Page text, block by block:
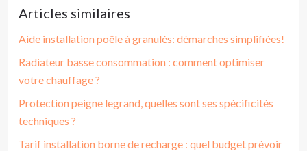
Articles similaires
Aide installation poêle à granulés: démarches simplifiées!
Radiateur basse consommation : comment optimiser
votre chauffage ?
Protection peigne legrand, quelles sont ses spécificités
techniques ?
Tarif installation borne de recharge : quel budget prévoir